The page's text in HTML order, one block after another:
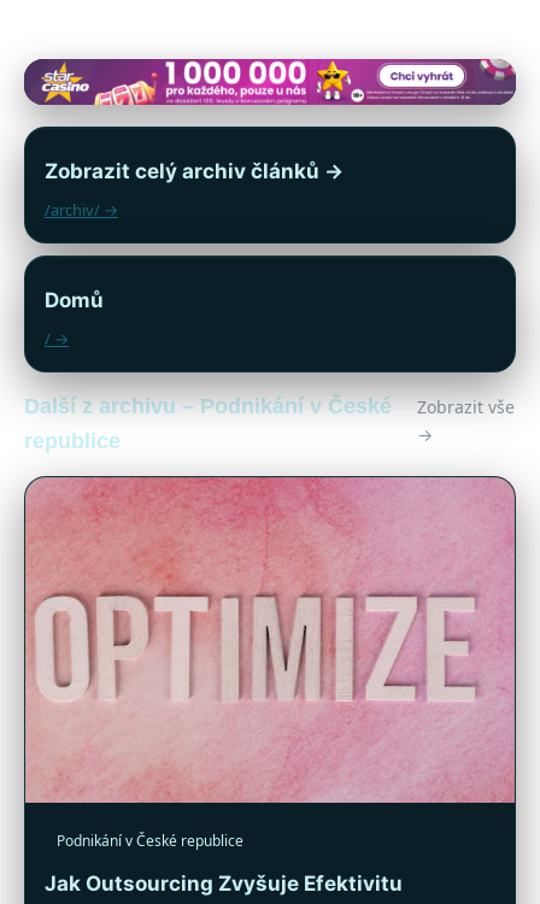
Zobrazit celý archiv článků →
/archiv/ →
Domů
/ →
Další z archivu – Podnikání v České
republice
Zobrazit vše
→
Podnikání v České republice
Jak Outsourcing Zvyšuje Efektivitu